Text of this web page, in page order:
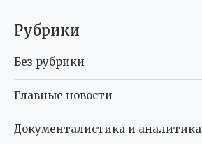
Рубрики
Без рубрики
Главные новости
Документалистика и аналитика